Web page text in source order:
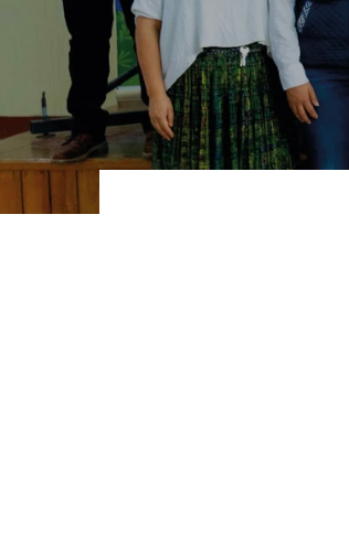
LEER MÁS